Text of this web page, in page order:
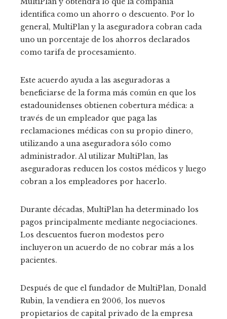
identifica como un ahorro o descuento. Por lo
general, MultiPlan y la aseguradora cobran cada
uno un porcentaje de los ahorros declarados
como tarifa de procesamiento.
Este acuerdo ayuda a las aseguradoras a
beneficiarse de la forma más común en que los
estadounidenses obtienen cobertura médica: a
través de un empleador que paga las
reclamaciones médicas con su propio dinero,
utilizando a una aseguradora sólo como
administrador. Al utilizar MultiPlan, las
aseguradoras reducen los costos médicos y luego
cobran a los empleadores por hacerlo.
Durante décadas, MultiPlan ha determinado los
pagos principalmente mediante negociaciones.
Los descuentos fueron modestos pero
incluyeron un acuerdo de no cobrar más a los
pacientes.
Después de que el fundador de MultiPlan, Donald
Rubin, la vendiera en 2006, los nuevos
propietarios de capital privado de la empresa